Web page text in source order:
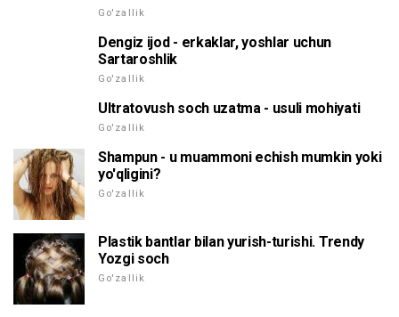
Go'zallik
Dengiz ijod - erkaklar, yoshlar uchun
Sartaroshlik
Go'zallik
Ultratovush soch uzatma - usuli mohiyati
Go'zallik
Shampun - u muammoni echish mumkin yoki
yo'qligini?
Go'zallik
Plastik bantlar bilan yurish-turishi. Trendy
Yozgi soch
Go'zallik